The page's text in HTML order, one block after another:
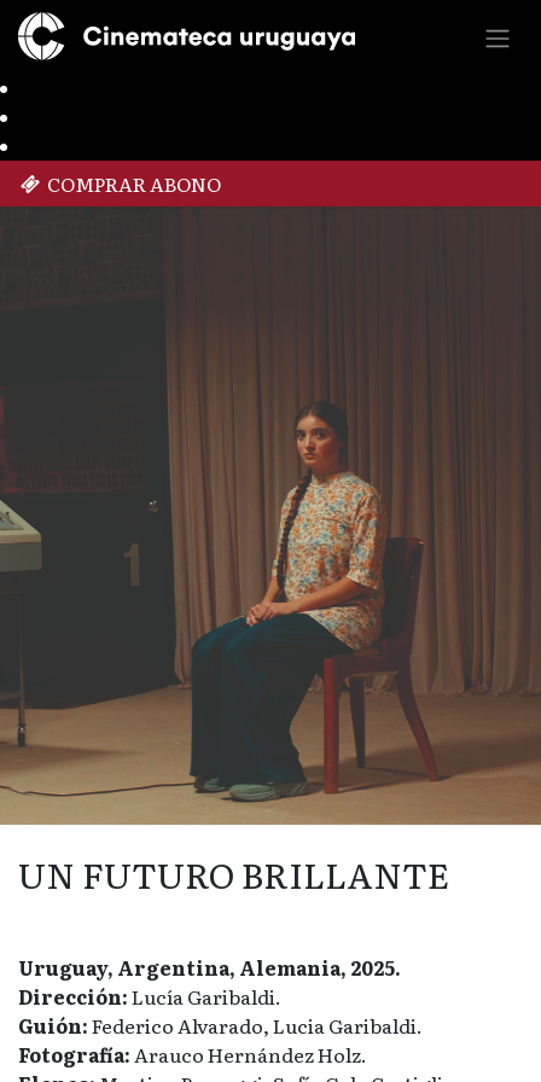
COMPRAR ABONO
UN FUTURO BRILLANTE
Uruguay, Argentina, Alemania, 2025.
Dirección:Lucía Garibaldi.
Guión:Federico Alvarado, Lucia Garibaldi.
Fotografía:Arauco Hernández Holz.